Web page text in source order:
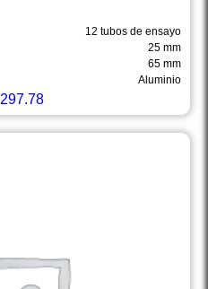
12 tubos de ensayo
25 mm
65 mm
Aluminio
297.78